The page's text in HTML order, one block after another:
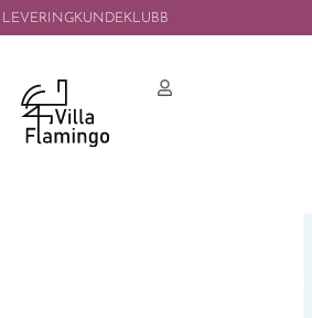
LEVERINGKUNDEKLUBB